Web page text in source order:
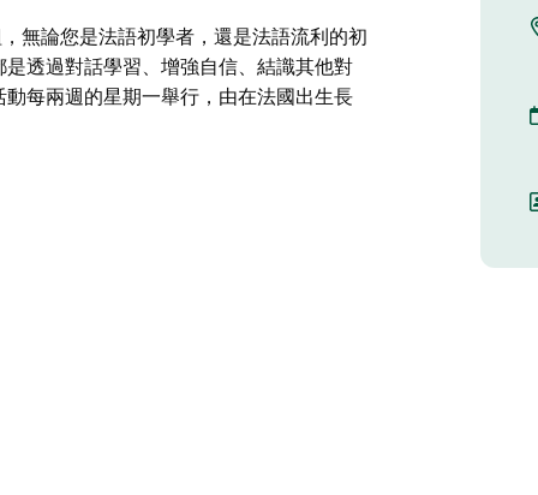
無論您是法語初學者，還是法語流利的初
透過對話學習、增強自信、結識其他對
每兩週的星期一舉行，由在法國出生長